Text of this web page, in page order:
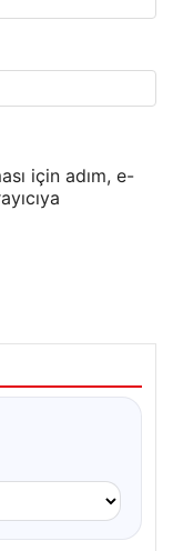
için adım, e-